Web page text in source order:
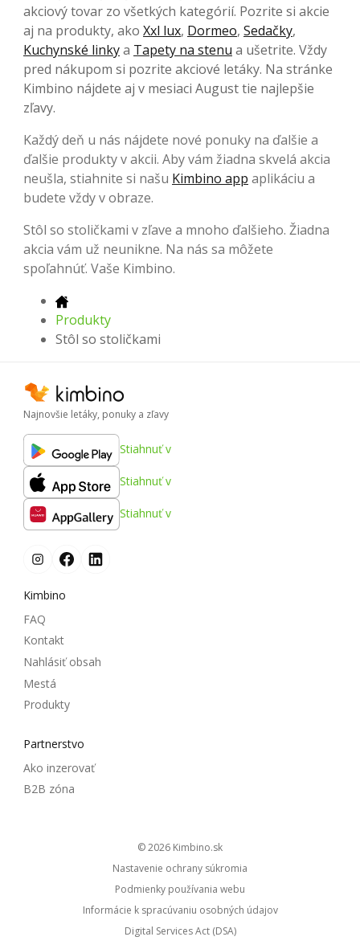
akciový tovar zo všetkých kategórií. Pozrite si akcie
aj na produkty, ako Xxl lux, Dormeo, Sedačky,
Kuchynské linkya Tapety na stenu a ušetrite. Vždy
pred nákupom si pozrite akciové letáky. Na stránke
Kimbino nájdete aj v mesiaci August tie najlepšie
zľavy.
Každý deň u nás nájdete nové ponuky na ďalšie a
ďalšie produkty v akcii. Aby vám žiadna skvelá akcia
neušla, stiahnite si našu Kimbino app aplikáciu a
budete vždy v obraze.
Stôl so stoličkami v zľave a mnoho ďalšieho. Žiadna
akcia vám už neunikne. Na nás sa môžete
spoľahnúť. Vaše Kimbino.
Produkty
Stôl so stoličkami
Najnovšie letáky, ponuky a zľavy
Stiahnuť v
Stiahnuť v
Stiahnuť v
Kimbino
FAQ
Kontakt
Nahlásiť obsah
Mestá
Produkty
Partnerstvo
Ako inzerovať
B2B zóna
© 2026
kimbino.sk
Nastavenie ochrany súkromia
Podmienky používania webu
Informácie k spracúvaniu osobných údajov
Digital Services Act (DSA)